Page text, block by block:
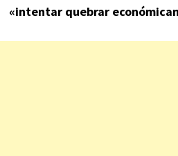
«intentar quebrar